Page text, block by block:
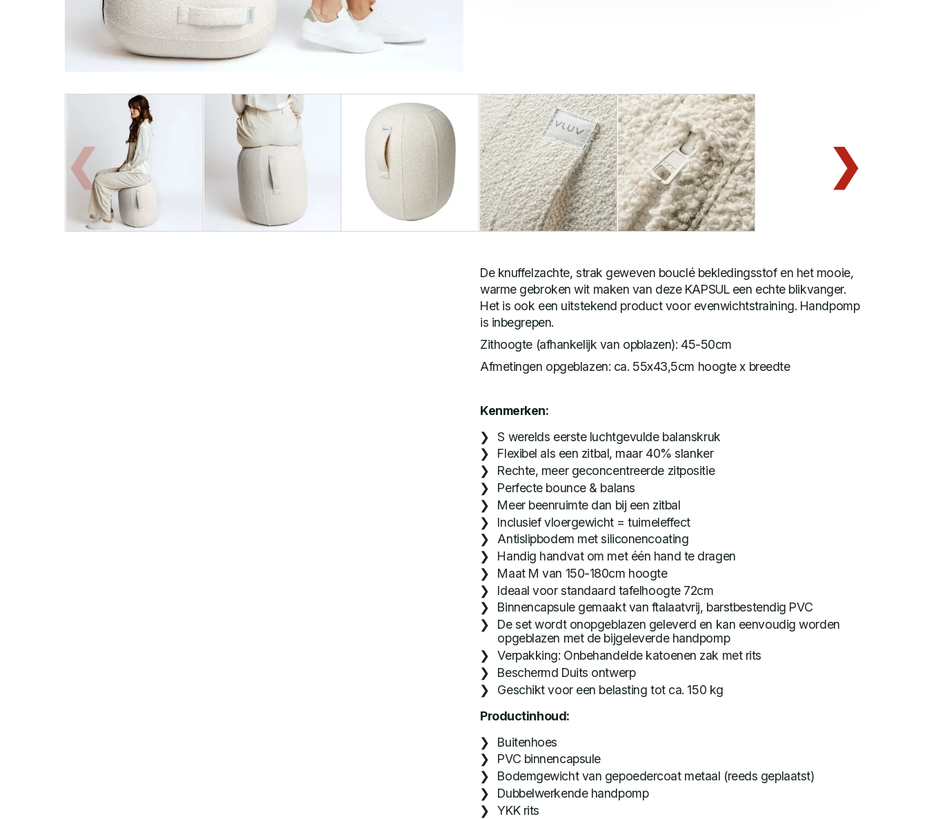
De knuffelzachte, strak geweven bouclé bekledingsstof en het mooie,
warme gebroken wit maken van deze KAPSUL een echte blikvanger.
Het is ook een uitstekend product voor evenwichtstraining. Handpomp
is inbegrepen.
Zithoogte (afhankelijk van opblazen): 45-50cm
Afmetingen opgeblazen: ca. 55x43,5cm hoogte x breedte
Kenmerken:
S werelds eerste luchtgevulde balanskruk
Flexibel als een zitbal, maar 40% slanker
Rechte, meer geconcentreerde zitpositie
Perfecte bounce & balans
Meer beenruimte dan bij een zitbal
Inclusief vloergewicht = tuimeleffect
Antislipbodem met siliconencoating
Handig handvat om met één hand te dragen
Maat M van 150-180cm hoogte
Ideaal voor standaard tafelhoogte 72cm
Binnencapsule gemaakt van ftalaatvrij, barstbestendig PVC
De set wordt onopgeblazen geleverd en kan eenvoudig worden
opgeblazen met de bijgeleverde handpomp
Verpakking: Onbehandelde katoenen zak met rits
Beschermd Duits ontwerp
Geschikt voor een belasting tot ca. 150 kg
Productinhoud:
Buitenhoes
PVC binnencapsule
Bodemgewicht van gepoedercoat metaal (reeds geplaatst)
Dubbelwerkende handpomp
YKK rits